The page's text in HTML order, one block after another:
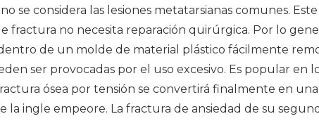
se considera las lesiones metatarsianas comunes.
fractura no necesita reparación quirúrgica. Por lo
de un molde de material plástico fácilmente
ser provocadas por el uso excesivo. Es popular en
ósea por tensión se convertirá finalmente en
la ingle empeore. La fractura de ansiedad de su